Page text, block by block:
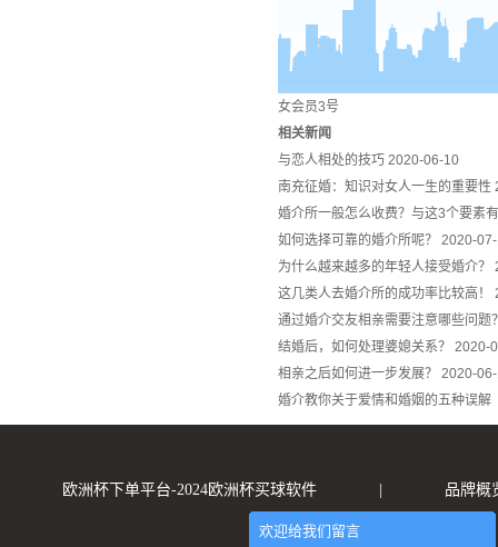
女会员3号
相关新闻
与恋人相处的技巧 2020-06-10
南充征婚：知识对女人一生的重要性
婚介所一般怎么收费？与这3个要素
如何选择可靠的婚介所呢？
2020-
为什么越来越多的年轻人接受婚介？
这几类人去婚介所的成功率比较高！
通过婚介交友相亲需要注意哪些问题
结婚后，如何处理婆媳关系？
2020-
相亲之后如何进一步发展？
2020-
婚介教你关于爱情和婚姻的五种
欧洲杯下单平台-2024欧洲杯买球软件 品牌概
欢迎给我们留言